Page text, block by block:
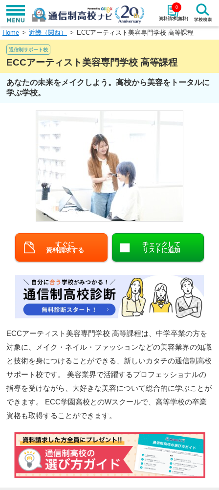
資料請求(無料)
0
学校名で探す
検索
エリアから探す 特徴から探す
北海道・東北
北陸・甲信越
中国
閉じる
Home 近畿（関西） ECCアーティスト美容専門学校 高等課程
通信制サポート校
ECCアーティスト美容専門学校 高等課程
あなたの未来をメイクしよう。高校から美容をトータルに
学ぶ学校。
すぐに
資料請求する
チェックして
リストに追加
ECCアーティスト美容専門学校 高等課程は、中学卒業の方を
対象に、メイク・ネイル・ファッションなどの美容業界の知識
と技術を身につけることができる、新しいカタチの通信制高校
サポート校です。 美容業界で活躍するプロフェッショナルの
指導を受けながら、大好きな美容について総合的に学ぶことが
できます。 ECC学園高校とのWスクールで、高等学校の卒業
資格も取得することができます。